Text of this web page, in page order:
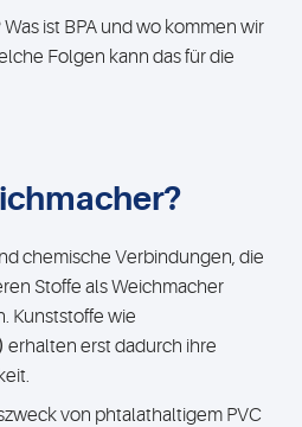
ist BPA und wo kommen wir
Folgen kann das für die
chemische Verbindungen, die
Stoffe als Weichmacher
Kunststoffe wie
erhalten erst dadurch ihre
von phtalathaltigem PVC